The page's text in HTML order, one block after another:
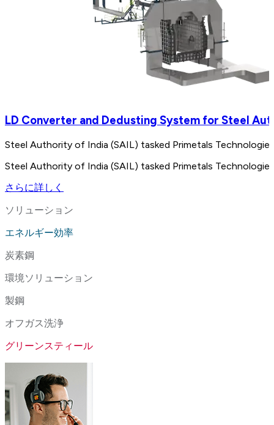
LD Converter and Dedusting System for Steel
Steel Authority of India (SAIL) tasked Primetals
Steel Authority of India (SAIL) tasked Primetals
さらに詳しく
ソリューション
エネルギー効率
炭素鋼
環境ソリューション
製鋼
オフガス洗浄
グリーンスティール